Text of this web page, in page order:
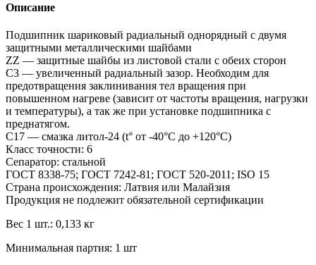
Описание
Подшипник шариковый радиальный однорядный с двумя
защитными металлическими шайбами
ZZ — защитные шайбы из листовой стали с обеих сторон
C3 — увеличенный радиальный зазор. Необходим для
предотвращения заклинивания тел вращения при
повышенном нагреве (зависит от частоты вращения, нагрузки
и температуры), а так же при установке подшипника с
преднатягом.
С17 — смазка литол-24 (t° от -40°С до +120°С)
Класс точности: 6
Сепаратор: стальной
ГОСТ 8338-75; ГОСТ 7242-81; ГОСТ 520-2011; ISO 15
Страна происхождения: Латвия или Малайзия
Продукция не подлежит обязательной сертификации
Вес 1 шт.: 0,133 кг
Минимальная партия: 1 шт